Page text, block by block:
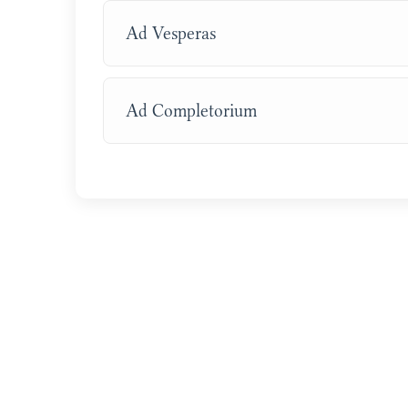
Ad Vesperas
Ad Completorium